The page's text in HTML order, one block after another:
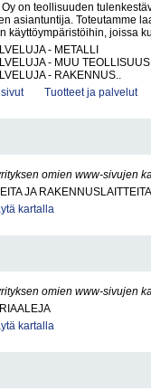
on teollisuuden
asiantuntija. Toteutamme
käyttöympäristöihin, joissa
- METALLI
- MUU TEOLLISUUS
- RAKENNUS..
Tuotteet ja palvelut
omien www-sivujen
JA RAKENNUSLAITTEITA
kartalla
omien www-sivujen
kartalla